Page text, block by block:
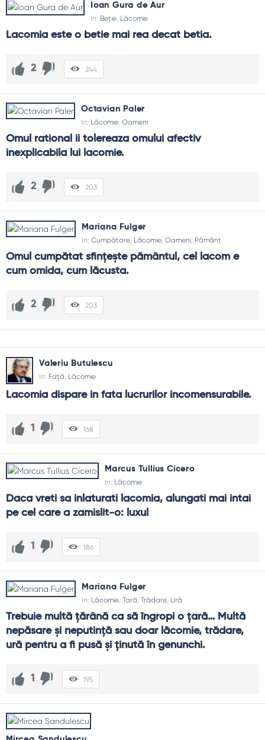
Ioan Gura de Aur
In: Beție Lăcomie
Lacomia este o betie mai rea decat betia.
2 244
Octavian Paler
In: Lăcomie Oameni
Omul rational ii tolereaza omului afectiv
inexplicabila lui lacomie.
2 203
Mariana Fulger
In: Cumpătare Lăcomie Oameni Pământ
Omul cumpătat sfinţeşte pământul, cel lacom e
cum omida, cum lăcusta.
2 203
Valeriu Butulescu
In: Față Lăcomie
Lacomia dispare in fata lucrurilor incomensurabile.
1 168
Marcus Tullius Cicero
In: Lăcomie
Daca vreti sa inlaturati lacomia, alungati mai intai
pe cel care a zamislit-o: luxul
1 186
Mariana Fulger
In: Lăcomie Țară Trădare Ură
Trebuie multă ţărână ca să îngropi o ţară… Multă
nepăsare şi neputinţă sau doar lăcomie, trădare,
ură pentru a fi pusă şi ţinută în genunchi.
1 195